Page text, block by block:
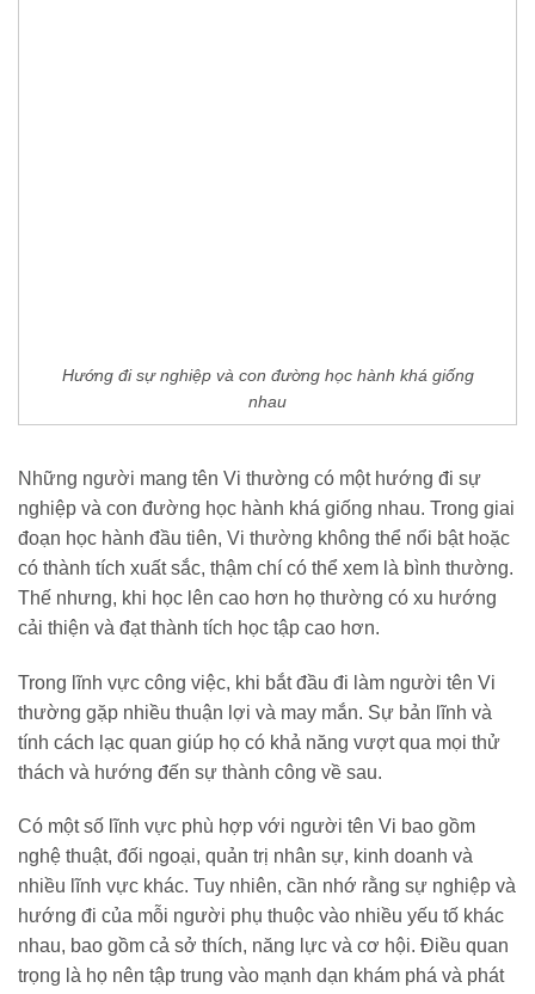
Hướng đi sự nghiệp và con đường học hành khá giống
nhau
Những người mang tên Vi thường có một hướng đi sự
nghiệp và con đường học hành khá giống nhau. Trong giai
đoạn học hành đầu tiên, Vi thường không thể nổi bật hoặc
có thành tích xuất sắc, thậm chí có thể xem là bình thường.
Thế nhưng, khi học lên cao hơn họ thường có xu hướng
cải thiện và đạt thành tích học tập cao hơn.
Trong lĩnh vực công việc, khi bắt đầu đi làm người tên Vi
thường gặp nhiều thuận lợi và may mắn. Sự bản lĩnh và
tính cách lạc quan giúp họ có khả năng vượt qua mọi thử
thách và hướng đến sự thành công về sau.
Có một số lĩnh vực phù hợp với người tên Vi bao gồm
nghệ thuật, đối ngoại, quản trị nhân sự, kinh doanh và
nhiều lĩnh vực khác. Tuy nhiên, cần nhớ rằng sự nghiệp và
hướng đi của mỗi người phụ thuộc vào nhiều yếu tố khác
nhau, bao gồm cả sở thích, năng lực và cơ hội. Điều quan
trọng là họ nên tập trung vào mạnh dạn khám phá và phát